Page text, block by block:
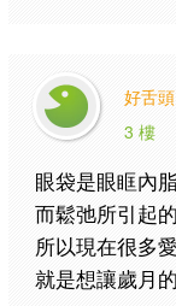
好舌頭
3 樓
眼袋是眼眶內
而鬆弛所引起的
所以現在很多
就是想讓歲月